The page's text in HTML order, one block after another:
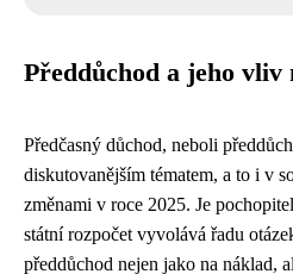
Předdůchod a jeho vliv
Předčasný důchod, neboli
diskutovanějším tématem, a to i v
změnami v roce 2025. Je
státní rozpočet vyvolává řadu
předdůchod nejen jako na náklad,